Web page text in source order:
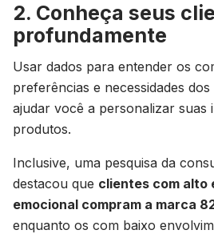
2. Conheça seus
profundamente
Usar dados para entender os
preferências e necessidades
ajudar você a personalizar suas
produtos.
Inclusive, uma pesquisa da
destacou que clientes com alto
emocional compram a marca
enquanto os com baixo